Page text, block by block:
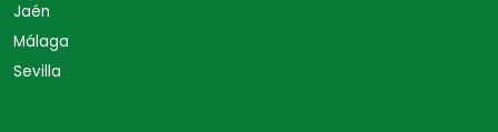
Jaén
Málaga
Sevilla